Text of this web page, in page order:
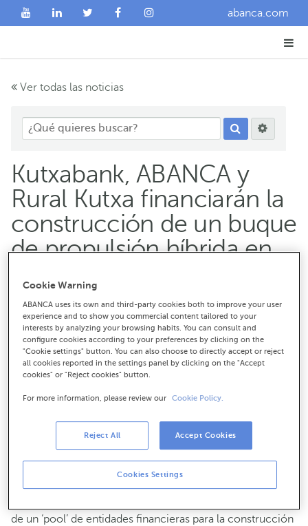
abanca.com
Ver todas las noticias
Kutxabank, ABANCA y
Rural Kutxa financiarán la
construcción de un buque
de propulsión híbrida en
Murueta combinará en el buque ‘Murueta C-325’ la
propulsión eléctrica diésel e híbrida, que permitirá
reducir las emisiones un 30% en navegación y a cero
en puerto
La naviera Mureloil, con sede en Bilbao, está
España y Portugal
Descarga en alta resolución
NEGOCIO SOSTENIBILIDAD
de un ‘pool’ de entidades financieras para la construcción
Cookie Warning
ABANCA uses its own and third-party cookies both to improve your user
experience and to show you commercial content tailored to your
interests by analyzing your browsing habits. You can consult and
configure cookies according to your preferences by clicking on the
"Cookie settings" button. You can also choose to directly accept or reject
all cookies reported in the settings panel by clicking on the "Accept
cookies" or "Reject cookies" button.
For more information, please review our Cookie Policy.
Cookies Settings
Reject All Accept Cookies